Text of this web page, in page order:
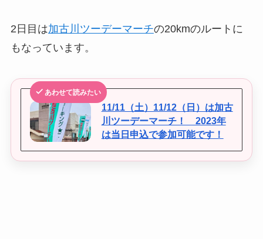
2日目は加古川ツーデーマーチの20kmのルートに
もなっています。
あわせて読みたい
11/11（土）11/12（日）は加古
川ツーデーマーチ！ 2023年
は当日申込で参加可能です！